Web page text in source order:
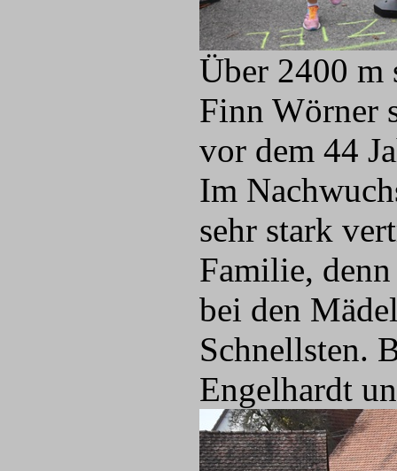
Über 2400 m
Finn Wörner
vor dem 44
Im
sehr stark
Familie,
bei den
Schnellsten.
Engelhardt